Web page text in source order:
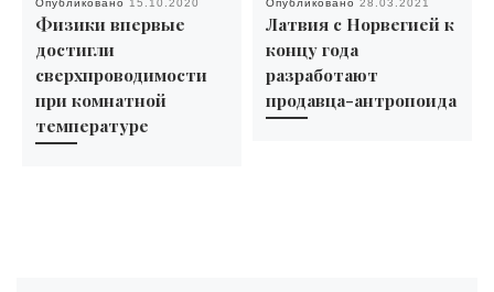
Опубликовано 15.10.2020
Физики впервые
достигли
сверхпроводимости
при комнатной
температуре
Опубликовано 28.03.2021
Латвия с Норвегией к
концу года
разработают
продавца-антропоида